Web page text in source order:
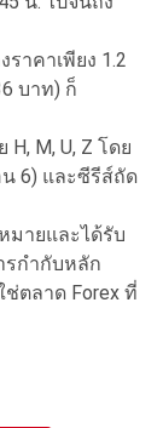
าคาเพียง 1.2
บาท) ก็
M, U, Z โดย
6) และซีรีส์ถัด
ายและได้รับ
รกำกับหลัก
ตลาด Forex ที่